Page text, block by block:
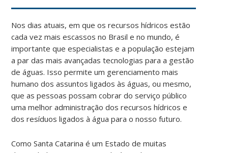
Nos dias atuais, em que os recursos hídricos estão
cada vez mais escassos no Brasil e no mundo, é
importante que especialistas e a população estejam
a par das mais avançadas tecnologias para a gestão
de águas. Isso permite um gerenciamento mais
humano dos assuntos ligados às águas, ou mesmo,
que as pessoas possam cobrar do serviço público
uma melhor administração dos recursos hídricos e
dos resíduos ligados à água para o nosso futuro.
Como Santa Catarina é um Estado de muitas